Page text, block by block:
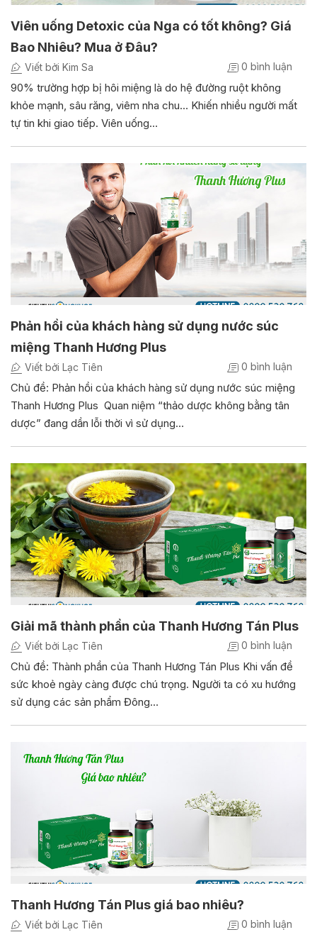
Viên uống Detoxic của Nga có tốt không? Giá
Bao Nhiêu? Mua ở Đâu?
Viết bởi Kim Sa 0 bình luận
90% trường hợp bị hôi miệng là do hệ đường ruột không
khỏe mạnh, sâu răng, viêm nha chu… Khiến nhiều người mất
tự tin khi giao tiếp. Viên uống…
Phản hồi của khách hàng sử dụng nước súc
miệng Thanh Hương Plus
Viết bởi Lạc Tiên 0 bình luận
Chủ đề: Phản hồi của khách hàng sử dụng nước súc miệng
Thanh Hương Plus Quan niệm “thảo dược không bằng tân
dược” đang dần lỗi thời vì sử dụng…
Giải mã thành phần của Thanh Hương Tán Plus
Viết bởi Lạc Tiên 0 bình luận
Chủ đề: Thành phần của Thanh Hương Tán Plus Khi vấn đề
sức khoẻ ngày càng được chú trọng. Người ta có xu hướng
sử dụng các sản phẩm Đông…
Thanh Hương Tán Plus giá bao nhiêu?
Viết bởi Lạc Tiên 0 bình luận